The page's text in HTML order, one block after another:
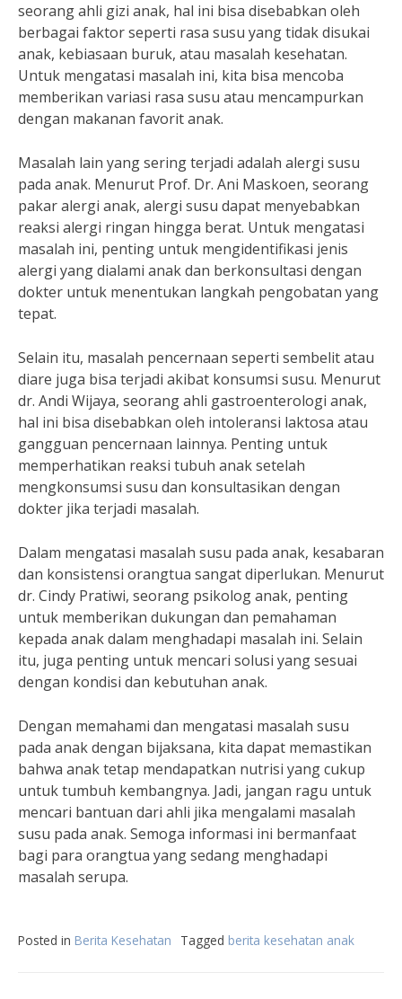
seorang ahli gizi anak, hal ini bisa disebabkan oleh
berbagai faktor seperti rasa susu yang tidak disukai
anak, kebiasaan buruk, atau masalah kesehatan.
Untuk mengatasi masalah ini, kita bisa mencoba
memberikan variasi rasa susu atau mencampurkan
dengan makanan favorit anak.
Masalah lain yang sering terjadi adalah alergi susu
pada anak. Menurut Prof. Dr. Ani Maskoen, seorang
pakar alergi anak, alergi susu dapat menyebabkan
reaksi alergi ringan hingga berat. Untuk mengatasi
masalah ini, penting untuk mengidentifikasi jenis
alergi yang dialami anak dan berkonsultasi dengan
dokter untuk menentukan langkah pengobatan yang
tepat.
Selain itu, masalah pencernaan seperti sembelit atau
diare juga bisa terjadi akibat konsumsi susu. Menurut
dr. Andi Wijaya, seorang ahli gastroenterologi anak,
hal ini bisa disebabkan oleh intoleransi laktosa atau
gangguan pencernaan lainnya. Penting untuk
memperhatikan reaksi tubuh anak setelah
mengkonsumsi susu dan konsultasikan dengan
dokter jika terjadi masalah.
Dalam mengatasi masalah susu pada anak, kesabaran
dan konsistensi orangtua sangat diperlukan. Menurut
dr. Cindy Pratiwi, seorang psikolog anak, penting
untuk memberikan dukungan dan pemahaman
kepada anak dalam menghadapi masalah ini. Selain
itu, juga penting untuk mencari solusi yang sesuai
dengan kondisi dan kebutuhan anak.
Dengan memahami dan mengatasi masalah susu
pada anak dengan bijaksana, kita dapat memastikan
bahwa anak tetap mendapatkan nutrisi yang cukup
untuk tumbuh kembangnya. Jadi, jangan ragu untuk
mencari bantuan dari ahli jika mengalami masalah
susu pada anak. Semoga informasi ini bermanfaat
bagi para orangtua yang sedang menghadapi
masalah serupa.
Posted in Berita Kesehatan Tagged berita kesehatan anak